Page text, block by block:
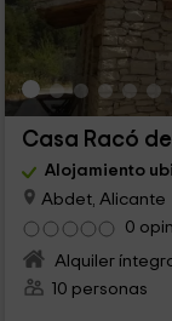
Casa Racó
Alojamiento
Abdet, Alicante
0
Alquiler
10 personas